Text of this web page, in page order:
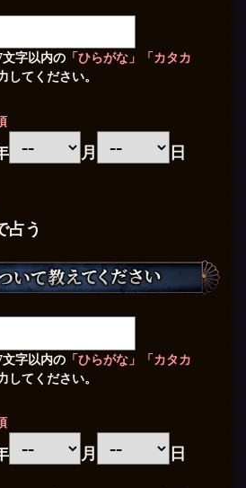
字以内の 「ひらがな」「カタカ
してください。
月 日
占う
字以内の 「ひらがな」「カタカ
してください。
月 日